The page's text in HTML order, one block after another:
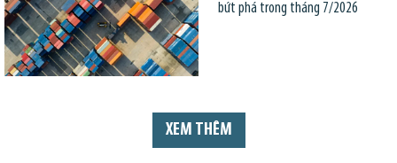
bứt phá trong tháng 7/2026
XEM THÊM